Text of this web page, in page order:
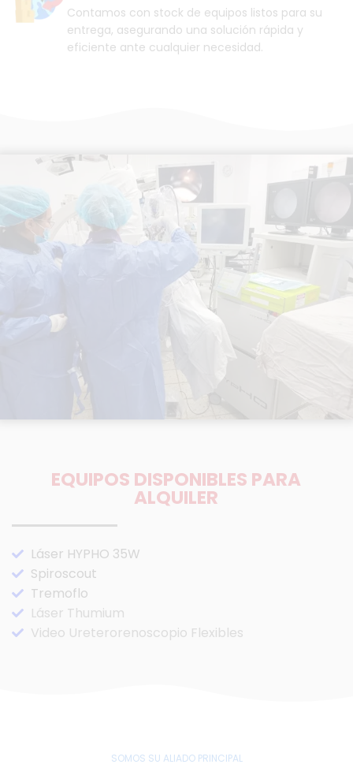
Contamos con stock de equipos listos para su
entrega, asegurando una solución rápida y
eficiente ante cualquier necesidad.
EQUIPOS DISPONIBLES PARA
ALQUILER
Láser HYPHO 35W
Spiroscout
Tremoflo
Láser Thumium
Video Ureterorenoscopio Flexibles
SOMOS SU ALIADO PRINCIPAL